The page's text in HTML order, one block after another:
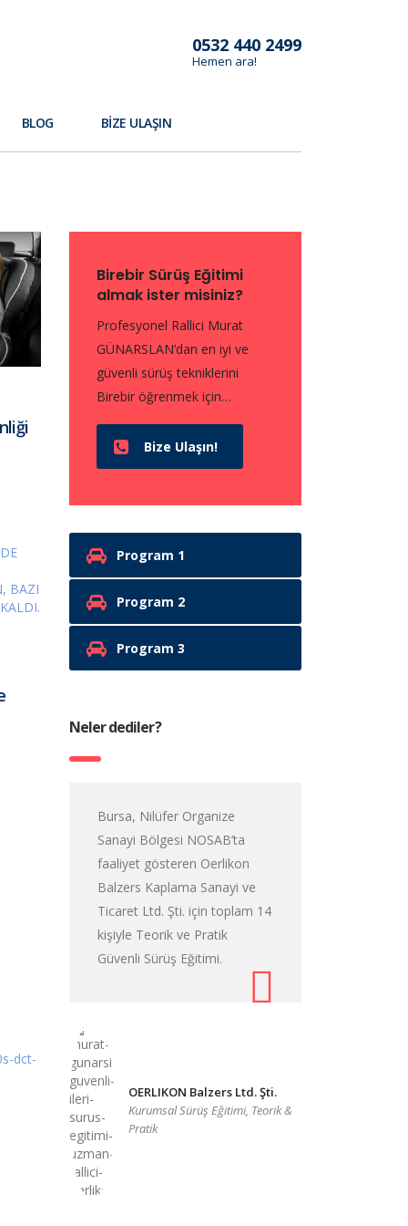
0532 440 2499
Hemen ara!
BLOG BIZE ULAŞIN
Birebir Sürüş Eğitimi
almak ister misiniz?
Profesyonel Rallici Murat
GÜNARSLAN’dan en iyi ve
güvenli sürüş tekniklerini
Birebir öğrenmek için…
Bize Ulaşın!
Program 1
Program 2
Program 3
Neler dediler?
Bursa, Nilüfer Organize
Sanayi Bölgesi NOSAB’ta
faaliyet gösteren Oerlikon
Balzers Kaplama Sanayi ve
Ticaret Ltd. Şti. için toplam 14
kişiyle Teorik ve Pratik
Güvenli Sürüş Eğitimi.
OERLIKON Balzers Ltd. Şti.
Kurumsal Sürüş Eğitimi, Teorik &
Pratik